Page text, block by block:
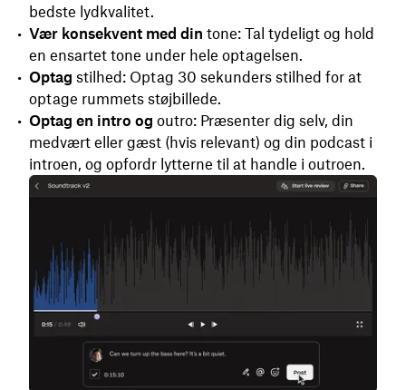
bedste lydkvalitet.
Vær konsekvent med din tone: Tal tydeligt og hold
en ensartet tone under hele optagelsen.
Optag stilhed: Optag 30 sekunders stilhed for at
optage rummets støjbillede.
Optag en intro og outro: Præsenter dig selv, din
medvært eller gæst (hvis relevant) og din podcast i
introen, og opfordr lytterne til at handle i outroen.